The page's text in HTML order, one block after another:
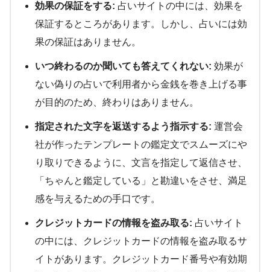
効果の保証をする: 占いサイトの中には、効果を
保証するところがあります。しかし、占いには効
果の保証はありません。
いつ終わるのか聞いても答えてくれない: 効果が
ない偽りの占いで利用者から金銭を巻き上げる事
が目的のため、終わりはありません。
指定された文字を返送するよう指示する: 運営会
社が作ったテンプレートの鑑定文でスムーズにや
り取りできるように、文言を指定して返信させ、
「ちゃんと鑑定している」と勘違いをさせ、満足
感を与えるための手口です。
クレジットカードの情報を盗み取る: 占いサイト
の中には、クレジットカードの情報を盗み取るサ
イトがあります。クレジットカード番号や有効期